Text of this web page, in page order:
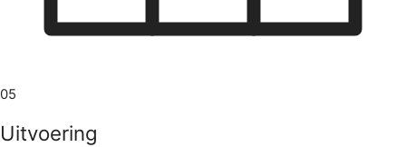
05
Uitvoering